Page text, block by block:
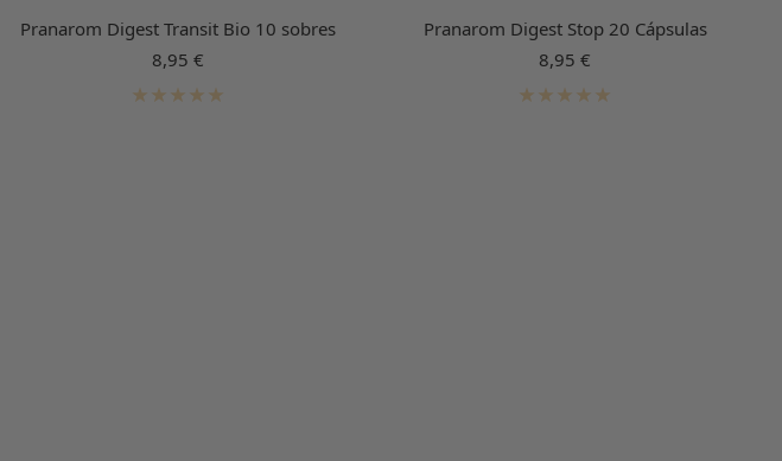
Pranarom Digest Transit Bio 10 sobres
Precio
de
8,95 €
Pranarom Digest Stop 20 Cápsulas
Precio
de
8,95 €